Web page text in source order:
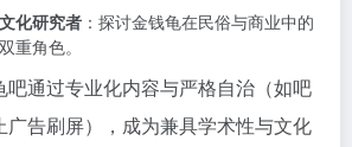
文化研究者 ‌：探讨金钱龟在民俗与商业中的
双重角色‌。
吧通过专业化内容与严格自治（如吧
广告刷屏‌），成为兼具学术性与文化